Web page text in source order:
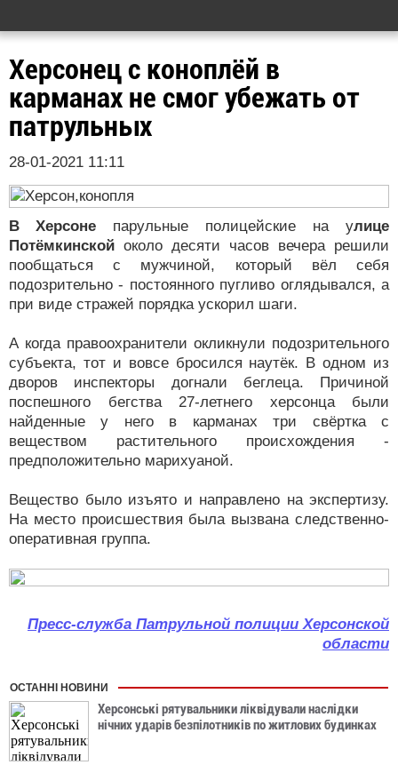
Херсонец с коноплёй в
карманах не смог убежать от
патрульных
28-01-2021 11:11
В Херсоне парульные полицейские на улице
Потёмкинской около десяти часов вечера решили
пообщаться с мужчиной, который вёл себя
подозрительно - постоянного пугливо оглядывался, а
при виде стражей порядка ускорил шаги.
А когда правоохранители окликнули подозрительного
субъекта, тот и вовсе бросился наутёк. В одном из
дворов инспекторы догнали беглеца. Причиной
поспешного бегства 27-летнего херсонца были
найденные у него в карманах три свёртка с
веществом растительного происхождения -
предположительно марихуаной.
Вещество было изъято и направлено на экспертизу.
На место происшествия была вызвана следственно-
оперативная группа.
Пресс-служба Патрульной полиции Херсонской
области
ОСТАННІ НОВИНИ
Херсонські рятувальники ліквідували наслідки
нічних ударів безпілотників по житлових будинках